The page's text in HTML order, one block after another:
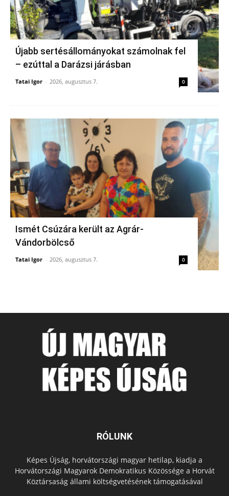
Újabb sertésállományokat számolnak fel
– ezúttal a Darázsi járásban
Tatai Igor - 2026, augusztus 7. 0
Ismét Csúzára került az Agrár-
Vándorbölcső
Tatai Igor - 2026, augusztus 7. 0
RÓLUNK
Képes Újság, horvátországi magyar hetilap, kiadja a
Horvátországi Magyarok Demokratikus Közössége a Horvát
Köztársaság állami költségvetésének támogatásával